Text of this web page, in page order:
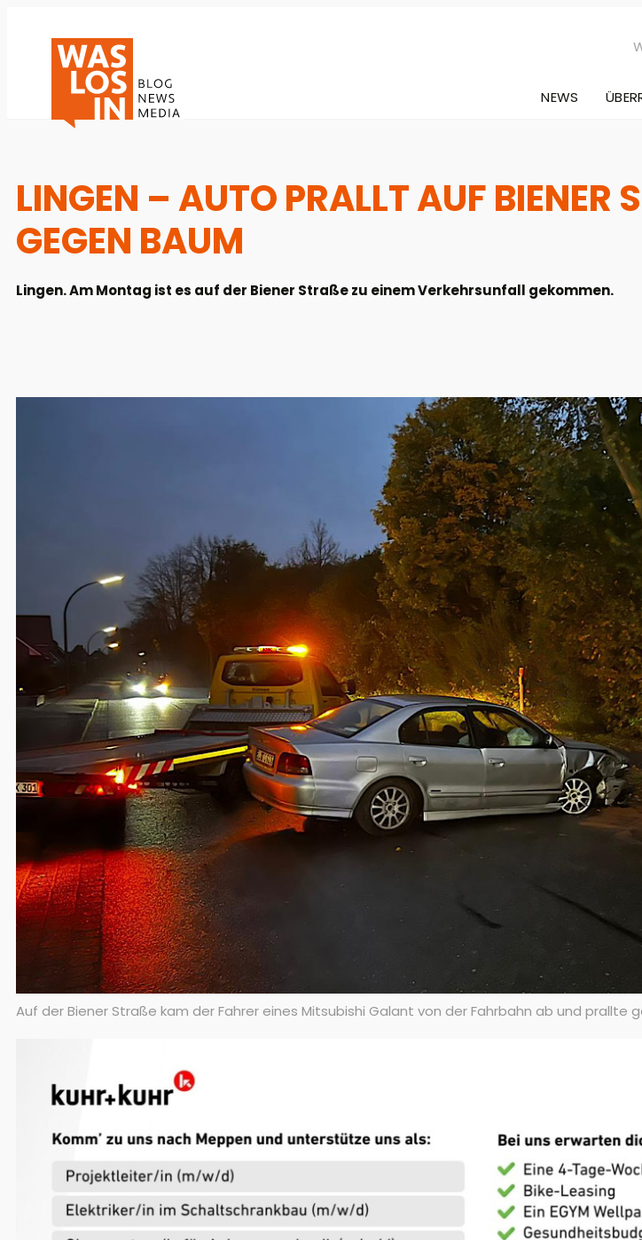
NEWS
LINGEN – AUTO PRALLT AUF BIENER
EGEN BAUM
Lingen. Am Montag ist es auf der Biener Straße zu einem Verkehrsunfall gekommen.
Auf der Biener Straße kam der Fahrer eines Mitsubishi Galant von der Fahrbahn ab und prallte